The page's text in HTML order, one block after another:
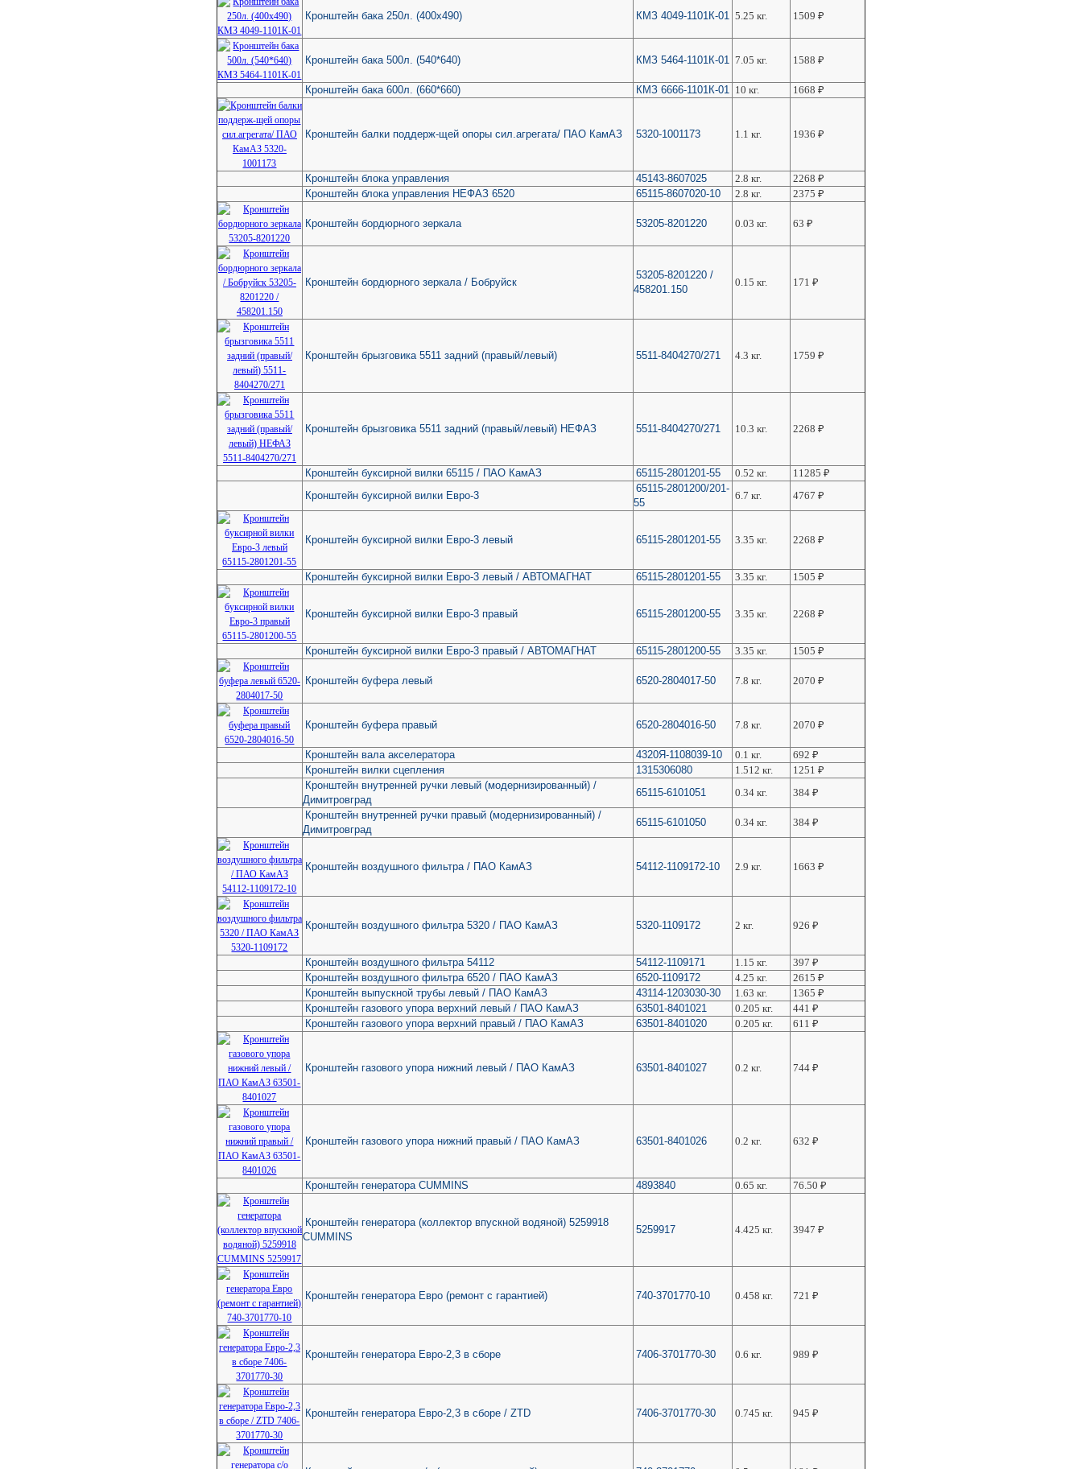
Кронштейн бака 250л. (400х490) КМЗ 4049-1101К-01 5.25 кг. 1509 ₽
Кронштейн бака 500л. (540*640) КМЗ 5464-1101К-01 7.05 кг. 1588 ₽
Кронштейн бака 600л. (660*660) КМЗ 6666-1101К-01 10 кг. 1668 ₽
Кронштейн балки поддерж-щей опоры сил.агрегата/ ПАО КамАЗ 5320-1001173 1.1 кг. 1936 ₽
Кронштейн блока управления 45143-8607025 2.8 кг. 2268 ₽
Кронштейн блока управления НЕФАЗ 6520
65115-8607020-10 2.8 кг. 2375 ₽
Кронштейн бордюрного зеркала 53205-8201220 0.03 кг. 63 ₽
Кронштейн бордюрного зеркала / Бобруйск
53205-8201220 /
458201.150
0.15 кг. 171 ₽
Кронштейн брызговика 5511 задний (правый/левый) 5511-8404270/271 4.3 кг. 1759 ₽
Кронштейн брызговика 5511 задний (правый/левый) НЕФАЗ 5511-8404270/271 10.3 кг. 2268 ₽
Кронштейн буксирной вилки 65115 / ПАО КамАЗ 65115-2801201-55 0.52 кг. 11285 ₽
Кронштейн буксирной вилки Евро-3
65115-2801200/201-
55
6.7 кг. 4767 ₽
Кронштейн буксирной вилки Евро-3 левый 65115-2801201-55 3.35 кг. 2268 ₽
Кронштейн буксирной вилки Евро-3 левый / АВТОМАГНАТ 65115-2801201-55 3.35 кг. 1505 ₽
Кронштейн буксирной вилки Евро-3 правый 65115-2801200-55 3.35 кг. 2268 ₽
Кронштейн буксирной вилки Евро-3 правый / АВТОМАГНАТ 65115-2801200-55 3.35 кг. 1505 ₽
Кронштейн буфера левый 6520-2804017-50 7.8 кг. 2070 ₽
Кронштейн буфера правый 6520-2804016-50 7.8 кг. 2070 ₽
Кронштейн вала акселератора 4320Я-1108039-10 0.1 кг. 692 ₽
Кронштейн вилки сцепления
1315306080 1.512 кг. 1251 ₽
Кронштейн внутренней ручки левый (модернизированный) /
Димитровград
65115-6101051 0.34 кг. 384 ₽
Кронштейн внутренней ручки правый (модернизированный) /
Димитровград
65115-6101050 0.34 кг. 384 ₽
Кронштейн воздушного фильтра / ПАО КамАЗ 54112-1109172-10 2.9 кг. 1663 ₽
Кронштейн воздушного фильтра 5320 / ПАО КамАЗ 5320-1109172 2 кг. 926 ₽
Кронштейн воздушного фильтра 54112 54112-1109171 1.15 кг. 397 ₽
Кронштейн воздушного фильтра 6520 / ПАО КамАЗ
6520-1109172 4.25 кг. 2615 ₽
Кронштейн выпускной трубы левый / ПАО КамАЗ
43114-1203030-30 1.63 кг. 1365 ₽
Кронштейн газового упора верхний левый / ПАО КамАЗ
63501-8401021 0.205 кг. 441 ₽
Кронштейн газового упора верхний правый / ПАО КамАЗ
63501-8401020 0.205 кг. 611 ₽
Кронштейн газового упора нижний левый / ПАО КамАЗ 63501-8401027 0.2 кг. 744 ₽
Кронштейн газового упора нижний правый / ПАО КамАЗ 63501-8401026 0.2 кг. 632 ₽
Кронштейн генератора CUMMINS 4893840 0.65 кг. 76.50 ₽
Кронштейн генератора (коллектор впускной водяной) 5259918
CUMMINS
5259917 4.425 кг. 3947 ₽
Кронштейн генератора Евро (ремонт с гарантией) 740-3701770-10 0.458 кг. 721 ₽
Кронштейн генератора Евро-2,3 в сборе 7406-3701770-30 0.6 кг. 989 ₽
Кронштейн генератора Евро-2,3 в сборе / ZTD 7406-3701770-30 0.745 кг. 945 ₽